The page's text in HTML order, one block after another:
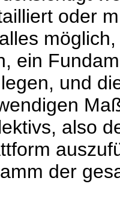
oder
ein
und
also
der